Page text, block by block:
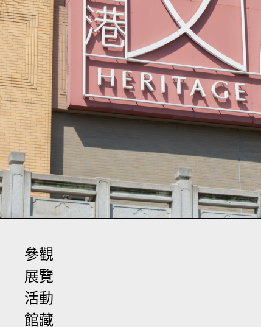
館
-
聯
絡
我
們
參觀
展覽
活動
館藏